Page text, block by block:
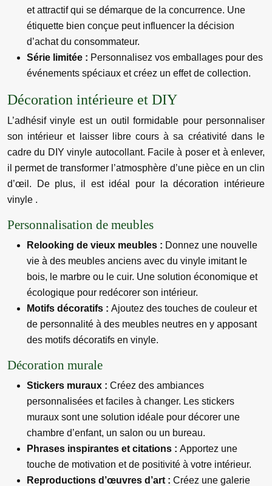
et attractif qui se démarque de la concurrence. Une
étiquette bien conçue peut influencer la décision
d’achat du consommateur.
Série limitée : Personnalisez vos emballages pour des
événements spéciaux et créez un effet de collection.
Décoration intérieure et DIY
L’adhésif vinyle est un outil formidable pour personnaliser
son intérieur et laisser libre cours à sa créativité dans le
cadre du DIY vinyle autocollant. Facile à poser et à enlever,
il permet de transformer l’atmosphère d’une pièce en un clin
d’œil. De plus, il est idéal pour la décoration intérieure
vinyle .
Personnalisation de meubles
Relooking de vieux meubles : Donnez une nouvelle
vie à des meubles anciens avec du vinyle imitant le
bois, le marbre ou le cuir. Une solution économique et
écologique pour redécorer son intérieur.
Motifs décoratifs : Ajoutez des touches de couleur et
de personnalité à des meubles neutres en y apposant
des motifs décoratifs en vinyle.
Décoration murale
Stickers muraux : Créez des ambiances
personnalisées et faciles à changer. Les stickers
muraux sont une solution idéale pour décorer une
chambre d’enfant, un salon ou un bureau.
Phrases inspirantes et citations : Apportez une
touche de motivation et de positivité à votre intérieur.
Reproductions d’œuvres d’art : Créez une galerie